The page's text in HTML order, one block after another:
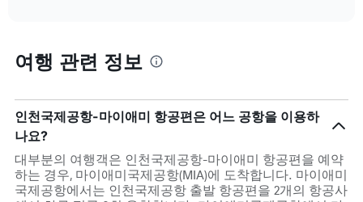
Range:
12
The
chart
has
1
Y
axis
displaying
여행 관련 정보
인천국제공항-마이애미 항공편은 어느 공항을 이용하
나요?
대부분의 여행객은 인천국제공항-마이애미 항공편을 예약
하는 경우, 마이애미국제공항(MIA)에 도착합니다. 마이애미
국제공항에서는 인천국제공항 출발 항공편을 2개의 항공사